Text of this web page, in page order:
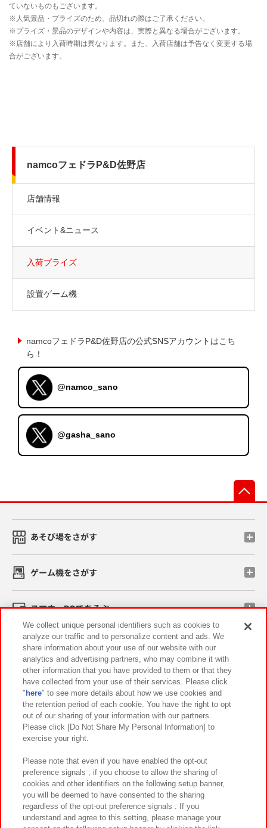
namcoフェドラP&D佐野店
店舗情報
イベント&ニュース
入荷プライズ
設置ゲーム機
namcoフェドラP&D佐野店の公式SNSアカウントはこち
ら！
@namco_sano
@gasha_sano
あそび場をさがす
ゲーム機をさがす
スマホ・PCであそぶ
イベント・キャンペーン
関連会社 サステナビリティ サイトポリシー
プライバシーポリシー ウェブアクセシビリティ方針と検証結果
お取引先さまとともに
カスタマーハラスメント対応方針 よくあるご質問・お問い合わせ
We collect unique personal identifiers such as cookies to
analyze our traffic and to personalize content and ads. We
share information about your use of our website with our
analytics and advertising partners, who may combine it with
other information that you have provided to them or that they
have collected from your use of their services. Please click
" here" to see more details about how we use cookies and
the retention period of each cookie. You have the right to opt
out of our sharing of your information with our partners.
Please click [Do Not Share My Personal Information] to
exercise your right.
Please note that even if you have enabled the opt-out
preference signals , if you choose to allow the sharing of
cookies and other identifiers on the following setup banner,
you will be deemed to have consented to the sharing
regardless of the opt-out preference signals . If you
understand and agree to this setting, please manage your